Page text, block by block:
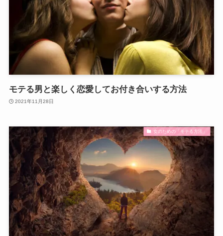
モテる男と楽しく恋愛してお付き合いする方法
2021年11月28日
女のための「モテる方法」